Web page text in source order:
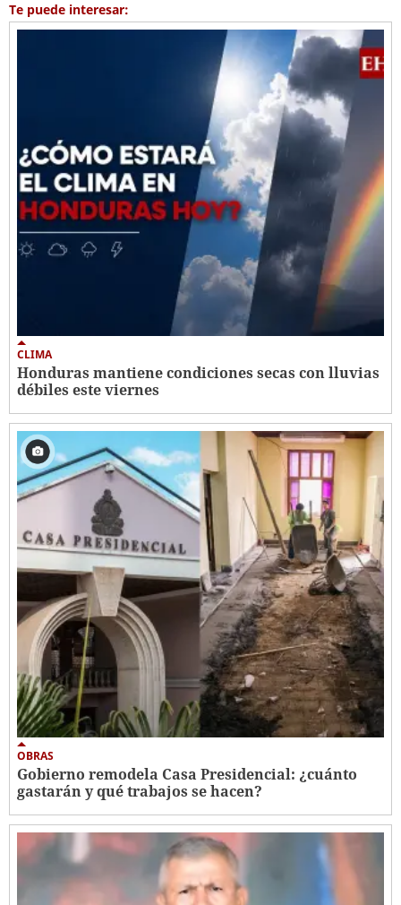
Te puede interesar:
CLIMA
Honduras mantiene condiciones secas con lluvias
débiles este viernes
OBRAS
Gobierno remodela Casa Presidencial: ¿cuánto
gastarán y qué trabajos se hacen?